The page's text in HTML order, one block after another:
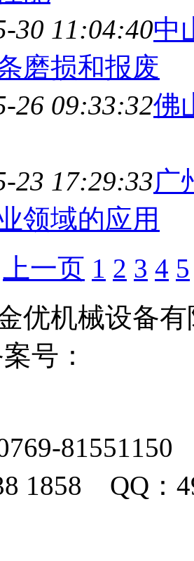
30 11:04:40中
磨损和报废
26 09:33:32佛
23 17:29:33广
领域的应用
上一页 1 2 3 4 5
优机械设备
号：
1858 QQ：